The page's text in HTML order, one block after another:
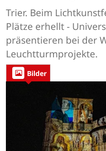
Trier. Beim
Plätze erhellt -
präsentieren bei der
Leuchtturmprojekte.
Bilder